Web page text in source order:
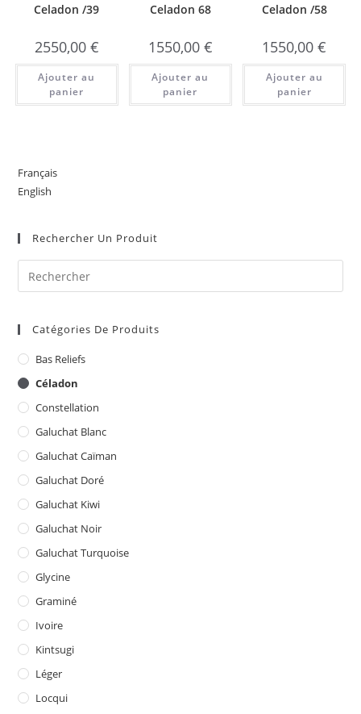
Celadon /39
2550,00 €
Ajouter au
panier
Celadon 68
1550,00 €
Ajouter au
panier
Celadon /58
1550,00€
Ajouter au
panier
Français
English
Rechercher Un Produit
Catégories De Produits
Bas Reliefs
Céladon
Constellation
Galuchat Blanc
Galuchat Caïman
Galuchat Doré
Galuchat Kiwi
Galuchat Noir
Galuchat Turquoise
Glycine
Graminé
Ivoire
Kintsugi
Léger
Locqui